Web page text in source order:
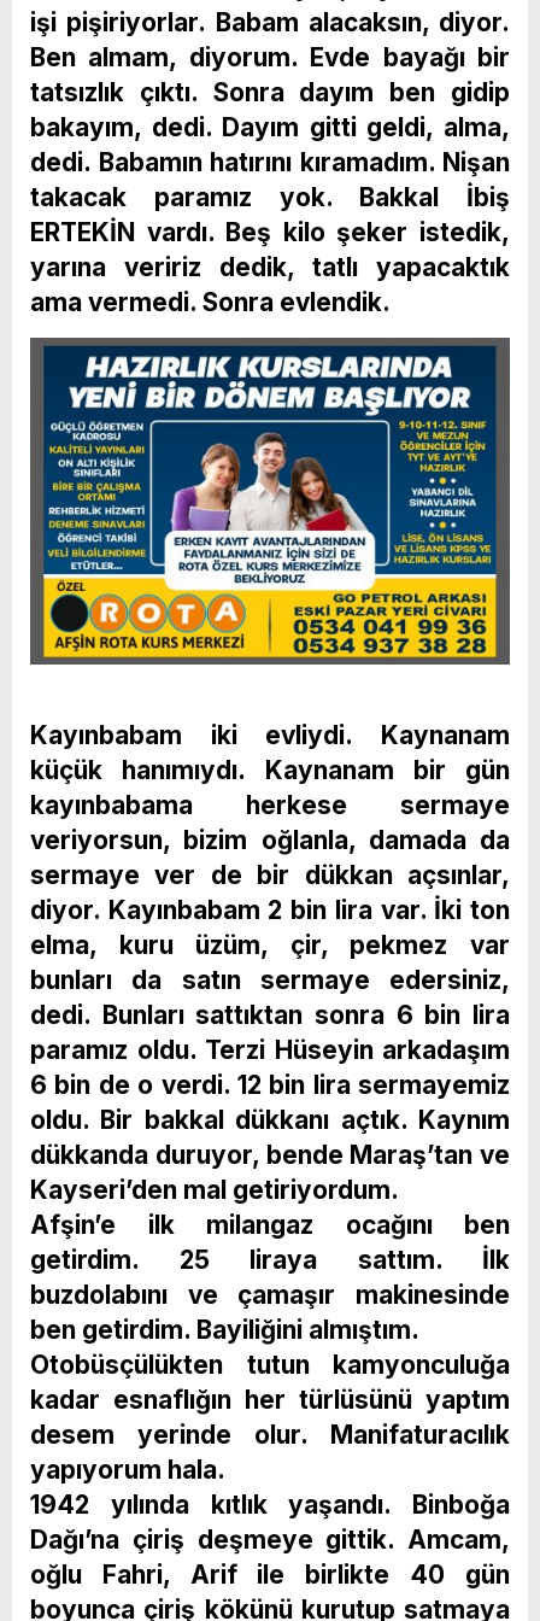
işi pişiriyorlar. Babam alacaksın, diyor.
Ben almam, diyorum. Evde bayağı bir
tatsızlık çıktı. Sonra dayım ben gidip
bakayım, dedi. Dayım gitti geldi, alma,
dedi. Babamın hatırını kıramadım. Nişan
takacak paramız yok. Bakkal İbiş
ERTEKİN vardı. Beş kilo şeker istedik,
yarına veririz dedik, tatlı yapacaktık
ama vermedi. Sonra evlendik.
Kayınbabam iki evliydi. Kaynanam
küçük hanımıydı. Kaynanam bir gün
kayınbabama herkese sermaye
veriyorsun, bizim oğlanla, damada da
sermaye ver de bir dükkan açsınlar,
diyor. Kayınbabam 2 bin lira var. İki ton
elma, kuru üzüm, çir, pekmez var
bunları da satın sermaye edersiniz,
dedi. Bunları sattıktan sonra 6 bin lira
paramız oldu. Terzi Hüseyin arkadaşım
6 bin de o verdi. 12 bin lira sermayemiz
oldu. Bir bakkal dükkanı açtık. Kaynım
dükkanda duruyor, bende Maraş’tan ve
Kayseri’den mal getiriyordum.
Afşin’e ilk milangaz ocağını ben
getirdim. 25 liraya sattım. İlk
buzdolabını ve çamaşır makinesinde
ben getirdim. Bayiliğini almıştım.
Otobüsçülükten tutun kamyonculuğa
kadar esnaflığın her türlüsünü yaptım
desem yerinde olur. Manifaturacılık
yapıyorum hala.
1942 yılında kıtlık yaşandı. Binboğa
Dağı’na çiriş deşmeye gittik. Amcam,
oğlu Fahri, Arif ile birlikte 40 gün
boyunca çiriş kökünü kurutup satmaya